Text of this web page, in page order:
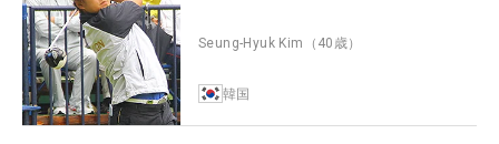
Seung-Hyuk Kim （40歳）
韓国